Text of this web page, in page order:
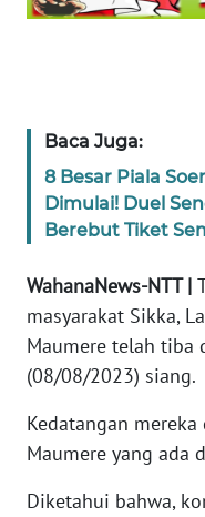
Baca Juga:
8 Besar Piala
Dimulai! Duel
Berebut Tiket
WahanaNews-NTT |
masyarakat Sikka,
Maumere telah tiba
(08/08/2023) siang.
Kedatangan
Maumere yang ada
Diketahui bahwa,
JABAR
WN
NTT
WN
WN
PAPUA
PAPUA
BARAT
WN